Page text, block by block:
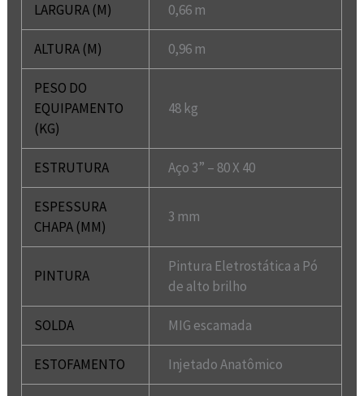
LARGURA (M) 0,66 m
ALTURA (M) 0,96 m
PESO DO
EQUIPAMENTO
(KG)
48 kg
ESTRUTURA Aço 3” – 80 X 40
ESPESSURA
CHAPA (MM)
3 mm
PINTURA
Pintura Eletrostática a Pó
de alto brilho
SOLDA MIG escamada
ESTOFAMENTO Injetado Anatômico